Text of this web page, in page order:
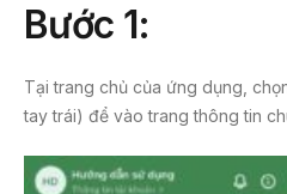
c
b
o
o
itt
Bước 1:
Tại trang chủ của ứng dụng,
tay trái) để vào trang thông tin